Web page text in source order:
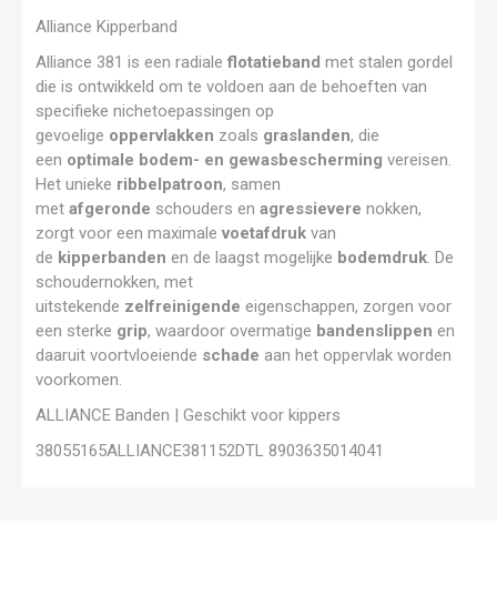
Alliance Kipperband
Alliance 381 is een radialeflotatieband met stalen gordel
die is ontwikkeld om te voldoen aan de behoeften van
specifieke nichetoepassingen op
gevoelige oppervlakken zoals graslanden, die
een optimale bodem- en gewasbescherming vereisen.
Het unieke ribbelpatroon, samen
metafgeronde schouders enagressievere nokken,
zorgt voor een maximalevoetafdruk van
de kipperbanden en de laagst mogelijke bodemdruk . De
schoudernokken, met
uitstekende zelfreinigende eigenschappen, zorgen voor
een sterke grip, waardoor overmatige bandenslippen en
daaruit voortvloeiende schade aan het oppervlak worden
voorkomen.
ALLIANCE Banden | Geschikt voor kippers
38055165ALLIANCE381152DTL 8903635014041